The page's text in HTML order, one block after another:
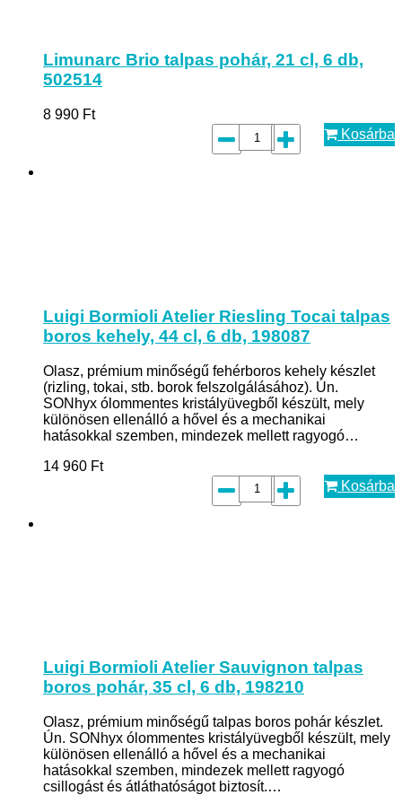
Limunarc Brio talpas pohár, 21 cl, 6 db,
502514
8 990 Ft
Kosárba
Luigi Bormioli Atelier Riesling Tocai talpas
boros kehely, 44 cl, 6 db, 198087
Olasz, prémium minőségű fehérboros kehely készlet
(rizling, tokai, stb. borok felszolgálásához). Ún.
SONhyx ólommentes kristályüvegből készült, mely
különösen ellenálló a hővel és a mechanikai
hatásokkal szemben, mindezek mellett ragyogó…
14 960 Ft
Kosárba
Luigi Bormioli Atelier Sauvignon talpas
boros pohár, 35 cl, 6 db, 198210
Olasz, prémium minőségű talpas boros pohár készlet.
Ún. SONhyx ólommentes kristályüvegből készült, mely
különösen ellenálló a hővel és a mechanikai
hatásokkal szemben, mindezek mellett ragyogó
csillogást és átláthatóságot biztosít.…